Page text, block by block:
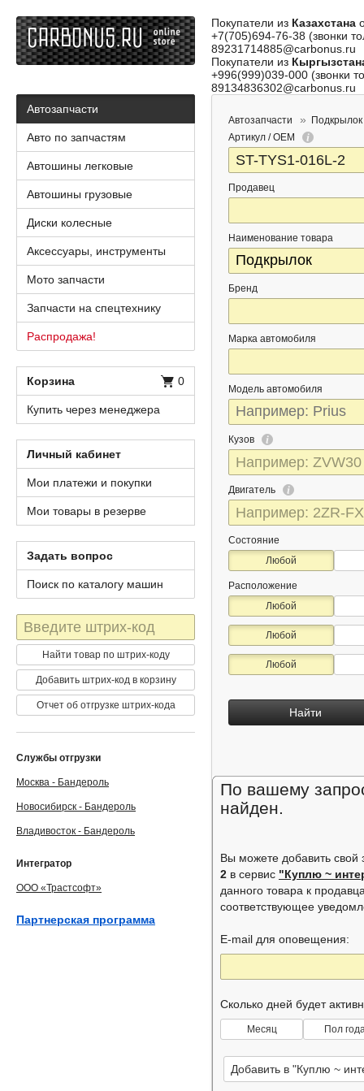
Покупатели из Казахстана
+7(705)694-76-38 (звонки
89231714885@carbonus.ru
Покупатели из
+996(999)039-000 (звонки
89134836302@carbonus.ru
Автозапчасти
Подкрылок
Артикул / OEM
Продавец
Наименование товара
Бренд
Марка автомобиля
Модель автомобиля
Кузов
Двигатель
Состояние
Любой
Расположение
Любой
Любой
Любой
Найти
По вашему
найден.
Вы можете добавить свой
2 в сервис "Куплю ~
данного товара к
соответствующее
E-mail для оповещения:
Сколько дней будет
Месяц Пол
Добавить в "Куплю ~
Автозапчасти
Авто по запчастям
Автошины легковые
Автошины грузовые
Диски колесные
Аксессуары, инструменты
Мото запчасти
Запчасти на спецтехнику
Распродажа!
Корзина 0
Купить через менеджера
Личный кабинет
Мои платежи и покупки
Мои товары в резерве
Задать вопрос
Поиск по каталогу машин
Штрих-
код
Найти товар по штрих-коду
Добавить штрих-код в корзину
Отчет об отгрузке штрих-кода
Службы отгрузки
Москва - Бандероль
Новосибирск - Бандероль
Владивосток - Бандероль
Интегратор
ООО «Трастсофт»
Партнерская программа